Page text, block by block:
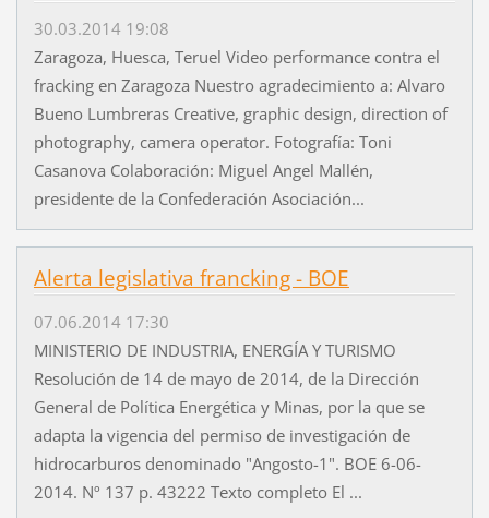
30.03.2014 19:08
Zaragoza, Huesca, Teruel Video performance contra el
fracking en Zaragoza Nuestro agradecimiento a: Alvaro
Bueno Lumbreras Creative, graphic design, direction of
photography, camera operator. Fotografía: Toni
Casanova Colaboración: Miguel Angel Mallén,
presidente de la Confederación Asociación...
Alerta legislativa francking - BOE
07.06.2014 17:30
MINISTERIO DE INDUSTRIA, ENERGÍA Y TURISMO
Resolución de 14 de mayo de 2014, de la Dirección
General de Política Energética y Minas, por la que se
adapta la vigencia del permiso de investigación de
hidrocarburos denominado "Angosto-1". BOE 6-06-
2014. Nº 137 p. 43222 Texto completo El ...